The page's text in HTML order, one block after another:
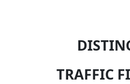
TRAFFIC